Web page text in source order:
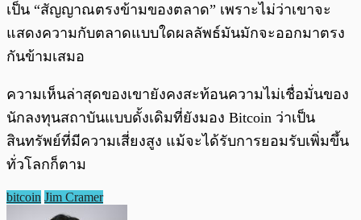
เป็น “สัญญาณตรงข้ามของตลาด” เพราะไม่ว่าเขาจะ
แสดงความกับตลาดแบบใดผลลัพธ์มันมักจะออกมาตรง
กันข้ามเสมอ
ความเห็นล่าสุดของเขายังคงสะท้อนความไม่เชื่อมั่นของ
นักลงทุนสถาบันแบบดั้งเดิมที่ยังมอง Bitcoin ว่าเป็น
สินทรัพย์ที่มีความเสี่ยงสูง แม้จะได้รับการยอมรับเพิ่มขึ้น
ทั่วโลกก็ตาม
bitcoin Jim Cramer